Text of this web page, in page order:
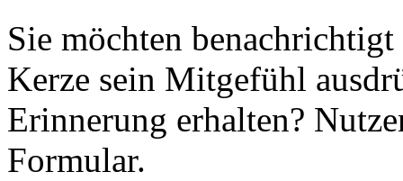
Sie möchten
Kerze sein Mitgefühl
Erinnerung erhalten?
Formular.